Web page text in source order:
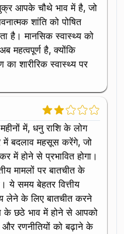
आपके चौथे भाव में है, जो
शांति को पोषित
है। मानसिक स्वास्थ्य को
महत्वपूर्ण है, क्योंकि
का शारीरिक स्वास्थ्य पर
में, धनु राशि के लोग
में बदलाव महसूस करेंगे, जो
में होने से प्रभावित होगा।
मामलों पर बातचीत के
ये समय बेहतर वित्तीय
लेने के लिए बातचीत करने
छठे भाव में होने से आपको
और रणनीतियों को बढ़ाने के